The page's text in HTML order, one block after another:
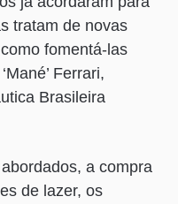
tratam de novas
fomentá-las
Ferrari,
Brasileira
a compra
de lazer, os